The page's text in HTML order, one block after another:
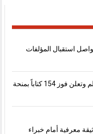
استقبال المؤلفات
“الشارقة للكتاب” تعزز التواصل بين لغات العالم وتعلن فوز 154 كتاباً بمنحة
أكثر من 18 مليون وثيقة معرفية أمام خبراء